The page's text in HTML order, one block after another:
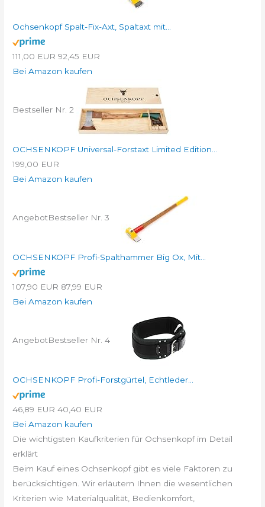
Ochsenkopf Spalt-Fix-Axt, Spaltaxt mit...
111,00 EUR 92,45 EUR
Bei Amazon kaufen
Bestseller Nr. 2
OCHSENKOPF Universal-Forstaxt Limited Edition...
199,00 EUR
Bei Amazon kaufen
AngebotBestseller Nr. 3
OCHSENKOPF Profi-Spalthammer Big Ox, Mit...
107,90 EUR 87,99 EUR
Bei Amazon kaufen
AngebotBestseller Nr. 4
OCHSENKOPF Profi-Forstgürtel, Echtleder...
46,89 EUR 40,40 EUR
Bei Amazon kaufen
Die wichtigsten Kaufkriterien für Ochsenkopf im Detail
erklärt
Beim Kauf eines Ochsenkopf gibt es viele Faktoren zu
berücksichtigen. Wir erläutern Ihnen die wesentlichen
Kriterien wie Materialqualität, Bedienkomfort,